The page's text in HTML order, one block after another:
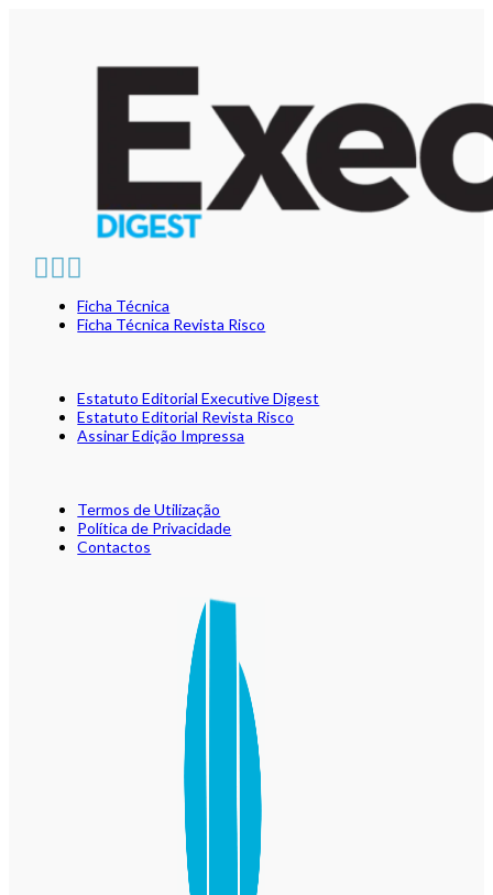
Ficha Técnica
Ficha Técnica Revista Risco
Estatuto Editorial Executive Digest
Estatuto Editorial Revista Risco
Assinar Edição Impressa
Termos de Utilização
Política de Privacidade
Contactos